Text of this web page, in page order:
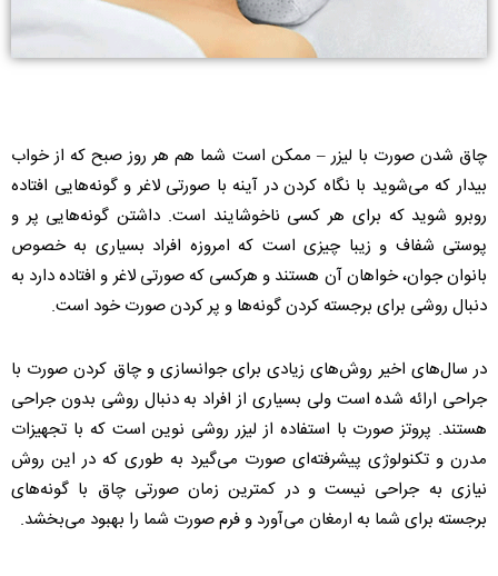
چاق شدن صورت با لیزر – ممکن است شما هم هر روز صبح که از خواب
بیدار که می‌شوید با نگاه کردن در آینه با صورتی لاغر و گونه‌هایی افتاده
روبرو شوید که برای هر کسی ناخوشایند است. داشتن گونه‌هایی پر و
پوستی شفاف و زیبا چیزی است که امروزه افراد بسیاری به خصوص
بانوان جوان، خواهان آن هستند و هرکسی که صورتی لاغر و افتاده دارد به
دنبال روشی برای برجسته کردن گونه‌ها و پر کردن صورت خود است.
در سال‌های اخیر روش‌های زیادی برای جوانسازی و چاق کردن صورت با
جراحی ارائه شده است ولی بسیاری از افراد به دنبال روشی بدون جراحی
هستند. پروتز صورت با استفاده از لیزر روشی نوین است که با تجهیزات
مدرن و تکنولوژی پیشرفته‌ای صورت می‌گیرد به طوری که در این روش
نیازی به جراحی نیست و در کمترین زمان صورتی چاق با گونه‌های
برجسته برای شما به ارمغان می‌آورد و فرم صورت شما را بهبود می‌بخشد.